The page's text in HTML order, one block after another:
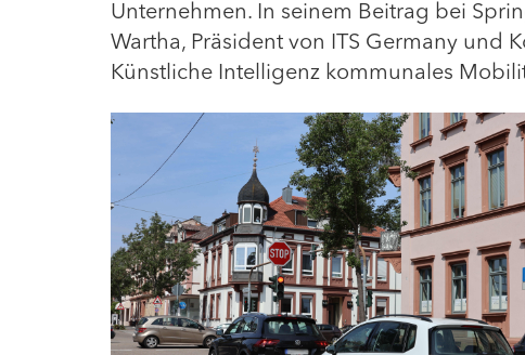
Unternehmen. In seinem Beitrag bei
Wartha, Präsident von ITS Germany und
Künstliche Intelligenz kommunales